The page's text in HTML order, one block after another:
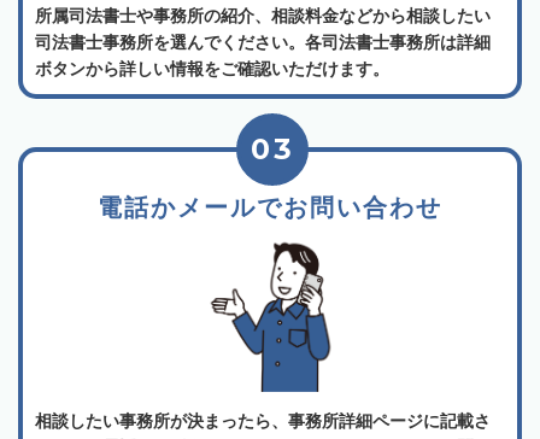
所属司法書士や事務所の紹介、相談料金などから相談したい
司法書士事務所を選んでください。各司法書士事務所は詳細
ボタンから詳しい情報をご確認いただけます。
電話かメールでお問い合わせ
03
相談したい事務所が決まったら、事務所詳細ページに記載さ